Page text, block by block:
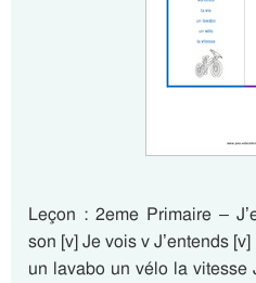
Leçon : 2eme Primaire –
son [v] Je vois v J’entends
un lavabo un vélo la vitesse